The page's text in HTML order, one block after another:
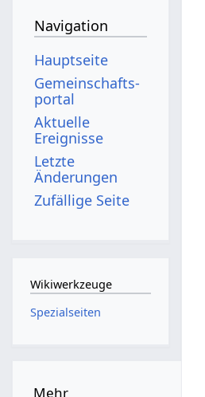
Navigation
Hauptseite
Gemeinschafts­
portal
Aktuelle
Ereignisse
Letzte
Änderungen
Zufällige Seite
Wikiwerkzeuge
Spezialseiten
Mehr